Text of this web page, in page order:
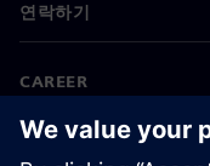
연락하기
CAREER